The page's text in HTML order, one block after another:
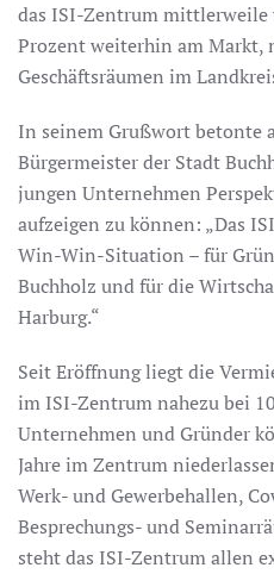
das ISI-Zentrum mittlerweile
Prozent weiterhin am Markt,
Geschäftsräumen im
In seinem Grußwort betonte
Bürgermeister der Stadt
jungen Unternehmen
aufzeigen zu können: „Das
Win-Win-Situation – für
Buchholz und für die
Harburg.“
Seit Eröffnung liegt die
im ISI-Zentrum nahezu bei
Unternehmen und Gründer
Jahre im Zentrum
Werk- und Gewerbehallen,
Besprechungs- und
steht das ISI-Zentrum allen